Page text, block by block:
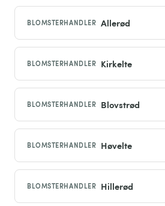
BLOMSTERHANDLER Allerød
BLOMSTERHANDLER Kirkelte
BLOMSTERHANDLER Blovstrød
BLOMSTERHANDLER Høvelte
BLOMSTERHANDLER Hillerød